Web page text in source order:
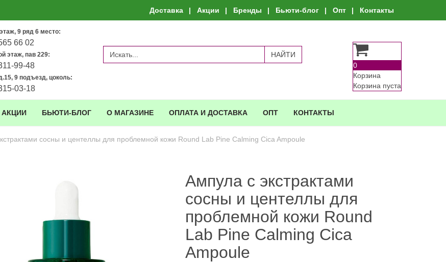
Доставка Акции Бренды Бьюти-блог Опт Контакты
9 ряд 6 место:
66 02
этаж, пав 229:
99-48
9 подъезд, цоколь:
03-18
0
Корзина
Корзина пуста
АКЦИИ БЬЮТИ-БЛОГ О МАГАЗИНЕ ОПЛАТА И ДОСТАВКА ОПТ КОНТАКТЫ
сосны и центеллы для проблемной кожи Round Lab Pine Calming Cica Ampoule
Ампула с экстрактами
сосны и центеллы для
проблемной кожи Round
Lab Pine Calming Cica
Ampoule